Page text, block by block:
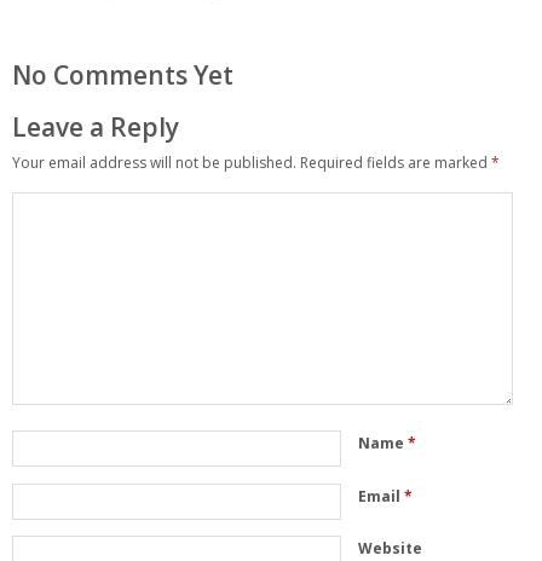
No Comments Yet
Leave a Reply
Your email address will not be published. Required fields are marked *
Name *
Email *
Website